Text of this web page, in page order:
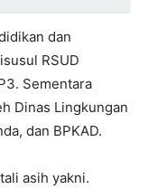
dan
RSUD
Sementara
Dinas Lingkungan
dan BPKAD.
asih yakni.